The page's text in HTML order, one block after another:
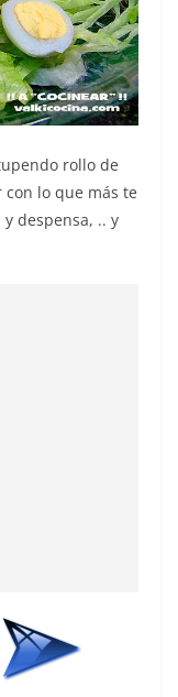
rollo de
lo que más te
despensa, .. y